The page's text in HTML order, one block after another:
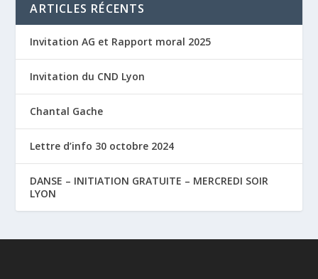
ARTICLES RÉCENTS
Invitation AG et Rapport moral 2025
Invitation du CND Lyon
Chantal Gache
Lettre d’info 30 octobre 2024
DANSE – INITIATION GRATUITE – MERCREDI SOIR
LYON